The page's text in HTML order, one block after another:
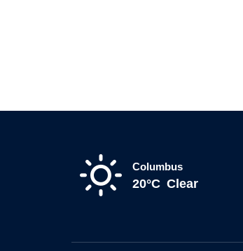
Columbus
20°C Clear